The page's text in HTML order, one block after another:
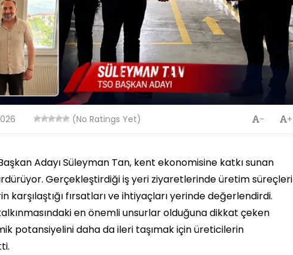
(No Ratings Yet) +
-
Adayı Süleyman Tan, kent ekonomisine katkı sunan
Gerçekleştirdiği iş yeri ziyaretlerinde üretim süreçleri
karşılaştığı fırsatları ve ihtiyaçları yerinde değerlendirdi.
en önemli unsurlar olduğuna dikkat çeken
potansiyelini daha da ileri taşımak için üreticilerin